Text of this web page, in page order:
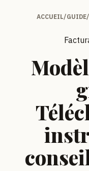
ACCUEIL/GUIDE/